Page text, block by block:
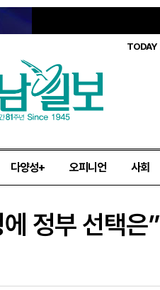
TODAY
다양성+ 오피니언 사회
정부 선택은”